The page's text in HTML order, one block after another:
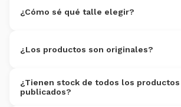
por cuenta del cliente.
¿Cómo sé qué talle elegir?
WhatsApp al3816095352.
¿Los productos son originales?
¿Tienen stock de todos los productos
publicados?